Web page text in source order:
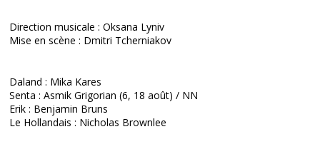
Direction musicale : Oksana Lyniv
Mise en scène : Dmitri Tcherniakov
Daland : Mika Kares
Senta : Asmik Grigorian (6, 18 août) / NN
Erik : Benjamin Bruns
Le Hollandais : Nicholas Brownlee